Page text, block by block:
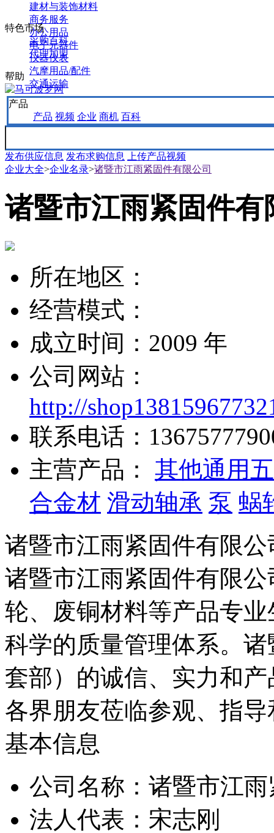
建材与装饰材料
商务服务
办公用品
电子元器件
仪器仪表
汽摩用品/配件
交通运输
特色市场
采购百科
代理加盟
帮助
产品
产品 视频 企业 商机 百科
发布供应信息 发布求购信息
上传产品视频
企业大全>企业名录>诸暨市江雨紧固件有限公司
诸暨市江雨紧固件有
所在地区：
经营模式：
成立时间：2009 年
公司网站：
http://
联系电话：
主营产品： 其他通用
合金材 滑动轴承 泵 蜗
诸暨市江雨紧固件有限公
诸暨市江雨紧固件有限
轮、废铜材料等产品专
科学的质量管理体系。
套部）的诚信、实力和
各界朋友莅临参观、指
基本信息
公司名称：诸暨市江
法人代表：宋志刚